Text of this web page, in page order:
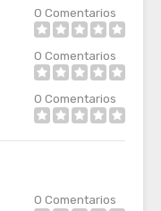
0 Comentarios
0 Comentarios
0 Comentarios
0 Comentarios